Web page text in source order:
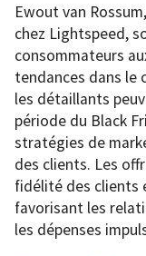
Ewout van
chez Lightspeed,
consommateurs
tendances dans le
les détaillants
période du Black
stratégies de
des clients. Les
fidélité des clients
favorisant les
les dépenses